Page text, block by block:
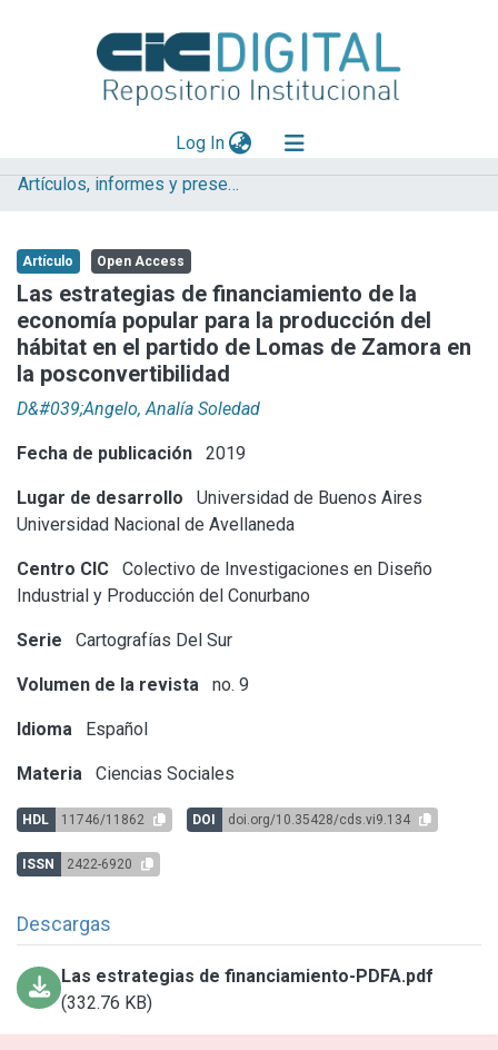
Log In(current)
Explorar
Aportar material
Statistics
Artículos, informes y presentaciones en Congresos
Artículo Open Access
Las estrategias de financiamiento de la
economía popular para la producción del
hábitat en el partido de Lomas de Zamora en
la posconvertibilidad
D&#039;Angelo, Analía Soledad
Fecha de publicación 2019
Lugar de desarrollo
Universidad de Buenos Aires
Universidad Nacional de Avellaneda
Centro CIC
Colectivo de Investigaciones en Diseño
Industrial y Producción del Conurbano
Serie Cartografías Del Sur
Volumen de la revista no. 9
Idioma Español
Materia Ciencias Sociales
HDL 11746/11862 DOI doi.org/10.35428/cds.vi9.134
ISSN 2422-6920
Descargas
Las estrategias de financiamiento-PDFA.pdf
(332.76 KB)